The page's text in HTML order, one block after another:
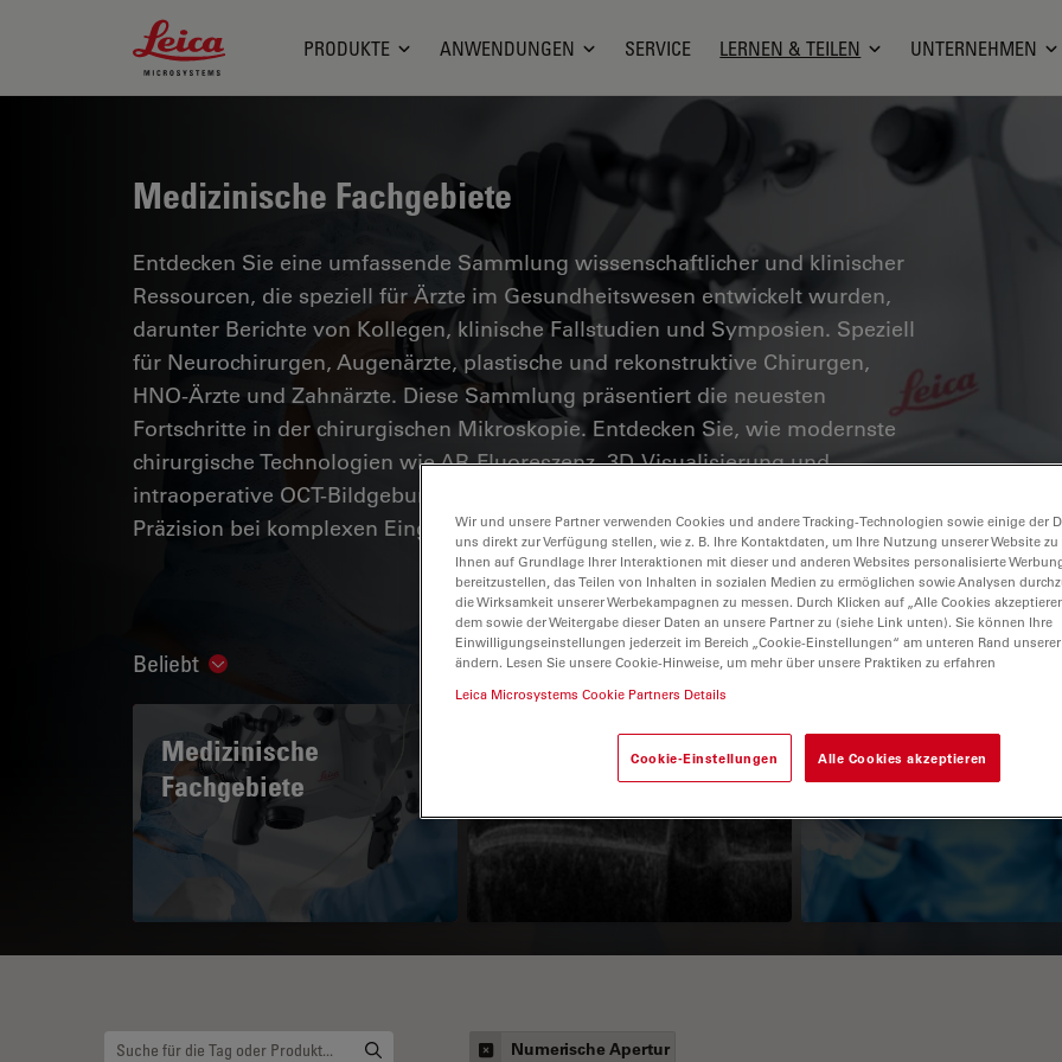
Leica Microsystems Logo
PRODUKTE ANWENDUNGEN SERVICE LERNEN & TEILEN UNTERNEHMEN
Medizinische Fachgebiete
Entdecken Sie eine umfassende Sammlung wissenschaftlicher und klinischer
Ressourcen, die speziell für Ärzte im Gesundheitswesen entwickelt wurden,
darunter Berichte von Kollegen, klinische Fallstudien und Symposien. Speziell
für Neurochirurgen, Augenärzte, plastische und rekonstruktive Chirurgen,
HNO-Ärzte und Zahnärzte. Diese Sammlung präsentiert die neuesten
Fortschritte in der chirurgischen Mikroskopie. Entdecken Sie, wie modernste
chirurgische Technologien wie AR-Fluoreszenz, 3D-Visualisierung und
intraoperative OCT-Bildgebung eine sichere Entscheidungsfindung und
Präzision bei komplexen Eingriffen ermöglichen.
Beliebt Show subnavigation
Medizinische
Fachgebiete
A Guide to OCT
How to Drape a
Surgical Microscope
Numerische Apertur
Wir und unsere Partner verwenden Cookies und andere Tracking-Technologien sowie einige der
uns direkt zur Verfügung stellen, wie z. B. Ihre Kontaktdaten, um Ihre Nutzung unserer Website zu
Ihnen auf Grundlage Ihrer Interaktionen mit dieser und anderen Websites personalisierte
bereitzustellen, das Teilen von Inhalten in sozialen Medien zu ermöglichen sowie Analysen
die Wirksamkeit unserer Werbekampagnen zu messen. Durch Klicken auf „Alle Cookies
dem sowie der Weitergabe dieser Daten an unsere Partner zu (siehe Link unten). Sie können Ihre
Einwilligungseinstellungen jederzeit im Bereich „Cookie-Einstellungen“ am unteren Rand
ändern. Lesen Sie unsere Cookie-Hinweise, um mehr über unsere Praktiken zu erfahren
Leica Microsystems Cookie Partners Details
Cookie-Einstellungen Alle Cookies akzeptieren